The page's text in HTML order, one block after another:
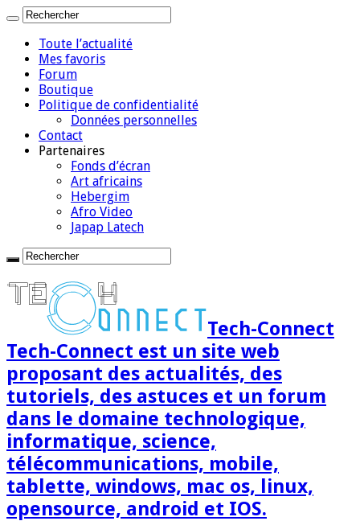
Toute l’actualité
Mes favoris
Forum
Boutique
Politique de confidentialité
Données personnelles
Contact
Partenaires
Fonds d’écran
Art africains
Hebergim
Afro Video
Japap Latech
Tech-Connect
Tech-Connect est un site web
proposant des actualités, des
tutoriels, des astuces et un forum
dans le domaine technologique,
informatique, science,
télécommunications, mobile,
tablette, windows, mac os, linux,
opensource, android et IOS.